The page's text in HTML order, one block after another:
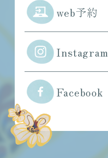
web予約
Instagram
Facebook